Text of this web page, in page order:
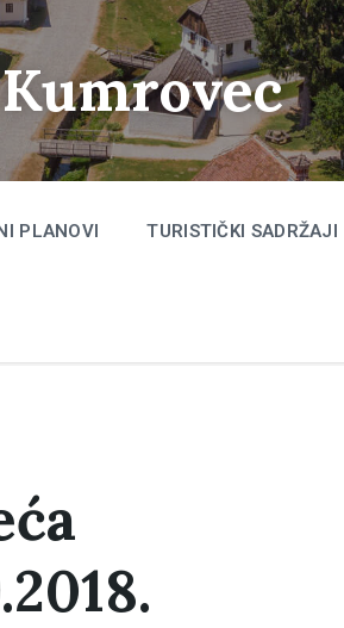
PLANOVI TURISTIČKI SADRŽAJI